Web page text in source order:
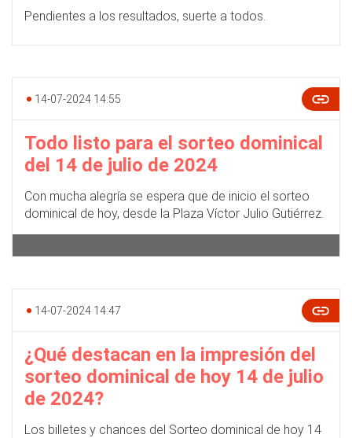
Pendientes a los resultados, suerte a todos.
14-07-2024 14:55
Todo listo para el sorteo dominical
del 14 de julio de 2024
Con mucha alegría se espera que de inicio el sorteo
dominical de hoy, desde la Plaza Víctor Julio Gutiérrez.
14-07-2024 14:47
¿Qué destacan en la impresión del
sorteo dominical de hoy 14 de julio
de 2024?
Los billetes y chances del Sorteo dominical de hoy 14